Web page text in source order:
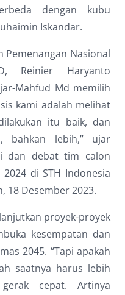
dengan kubu
Iskandar.
Pemenangan Nasional
Reinier Haryanto
Mahfud Md memilih
kami adalah melihat
itu baik, dan
bahkan lebih,” ujar
dan debat tim calon
di STH Indonesia
18 Desember 2023.
proyek-proyek
kesempatan dan
2045. “Tapi apakah
saatnya harus lebih
cepat. Artinya